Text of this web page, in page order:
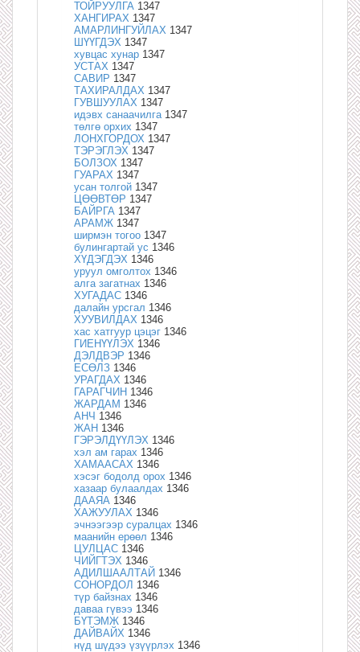
ТОЙРУУЛГА 1347
ХАНГИРАХ 1347
АМАРЛИНГУЙЛАХ 1347
ШҮҮГДЭХ 1347
хувцас хунар 1347
УСТАХ 1347
САВИР 1347
ТАХИРАЛДАХ 1347
ГУВШУУЛАХ 1347
идэвх санаачилга 1347
төлгө орхих 1347
ЛОНХГОРДОХ 1347
ТЭРЭГЛЭХ 1347
БОЛЗОХ 1347
ГУАРАХ 1347
усан толгой 1347
ЦӨӨВТӨР 1347
БАЙРГА 1347
АРАМЖ 1347
ширмэн тогоо 1347
булингартай ус 1346
ХҮДЭГДЭХ 1346
уруул омголтох 1346
алга загатнах 1346
ХУГАДАС 1346
далайн урсгал 1346
ХУУВИЛДАХ 1346
хас хатгуур цэцэг 1346
ГИЕНҮҮЛЭХ 1346
ДЭЛДВЭР 1346
ЕСӨЛЗ 1346
УРАГДАХ 1346
ГАРАГЧИН 1346
ЖАРДАМ 1346
АНЧ 1346
ЖАН 1346
ГЭРЭЛДҮҮЛЭХ 1346
хэл ам гарах 1346
ХАМААСАХ 1346
хэсэг бодолд орох 1346
хазаар булаалдах 1346
ДААЯА 1346
ХАЖУУЛАХ 1346
эчнээгээр суралцах 1346
маанийн ерөөл 1346
ЦУЛЦАС 1346
ЧИЙГТЭХ 1346
АДИЛШААЛТАЙ 1346
СОНОРДОЛ 1346
түр байзнах 1346
даваа гүвээ 1346
БҮТЭМЖ 1346
ДАЙВАЙХ 1346
нүд шүдээ үзүүрлэх 1346